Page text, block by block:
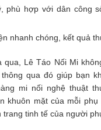
phù hợp với dân công
nhanh chóng, kết quả
qua, Lê Táo Nối Mi
qua đó giúp bạn
mi nối nghệ thuật
khuôn mặt của mỗi
trang tinh tế của người